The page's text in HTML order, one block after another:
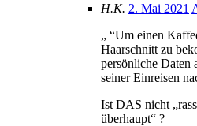
H.K. 2. Mai 2021
„ “Um einen
Haarschnitt zu
persönliche Daten
seiner Einreisen
Ist DAS nicht
überhaupt“ ?